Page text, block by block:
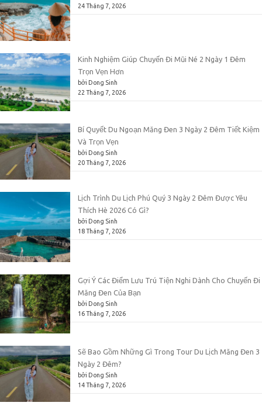
24 Tháng 7, 2026
Kinh Nghiệm Giúp Chuyến Đi Mũi Né 2 Ngày 1 Đêm
Trọn Vẹn Hơn
bởi Dong Sinh
22 Tháng 7, 2026
Bí Quyết Du Ngoạn Măng Đen 3 Ngày 2 Đêm Tiết Kiệm
Và Trọn Vẹn
bởi Dong Sinh
20 Tháng 7, 2026
Lịch Trình Du Lịch Phú Quý 3 Ngày 2 Đêm Được Yêu
Thích Hè 2026 Có Gì?
bởi Dong Sinh
18 Tháng 7, 2026
Gợi Ý Các Điểm Lưu Trú Tiện Nghi Dành Cho Chuyến Đi
Măng Đen Của Bạn
bởi Dong Sinh
16 Tháng 7, 2026
Sẽ Bao Gồm Những Gì Trong Tour Du Lịch Măng Đen 3
Ngày 2 Đêm?
bởi Dong Sinh
14 Tháng 7, 2026